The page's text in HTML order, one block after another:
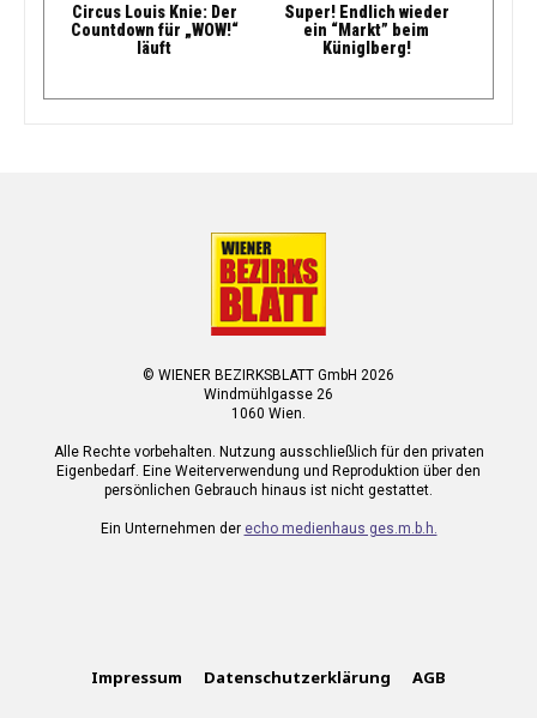
Circus Louis Knie: Der
Countdown für „WOW!“
läuft
Super! Endlich wieder
ein “Markt” beim
Küniglberg!
© WIENER BEZIRKSBLATT GmbH 2026
Windmühlgasse 26
1060 Wien.
Alle Rechte vorbehalten. Nutzung ausschließlich für den privaten
Eigenbedarf. Eine Weiterverwendung und Reproduktion über den
persönlichen Gebrauch hinaus ist nicht gestattet.
Ein Unternehmen der echo medienhaus ges.m.b.h.
Impressum Datenschutzerklärung AGB